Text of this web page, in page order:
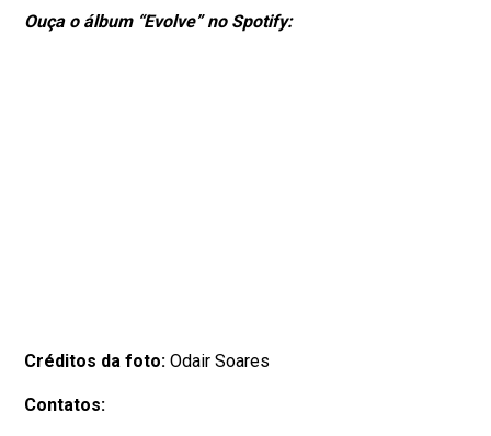
Ouça o álbum “Evolve” no Spotify:
Créditos da foto: Odair Soares
Contatos: